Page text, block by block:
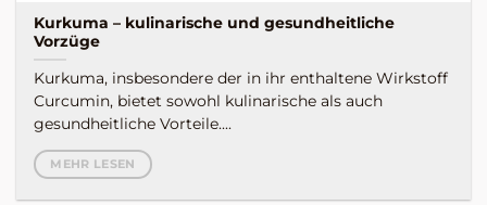
Kurkuma – kulinarische und gesundheitliche
Vorzüge
Kurkuma, insbesondere der in ihr enthaltene Wirkstoff
Curcumin, bietet sowohl kulinarische als auch
gesundheitliche Vorteile....
MEHR LESEN